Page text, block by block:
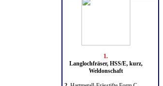
1.
Langlochfräser, HSS/E, kurz,
Weldonschaft